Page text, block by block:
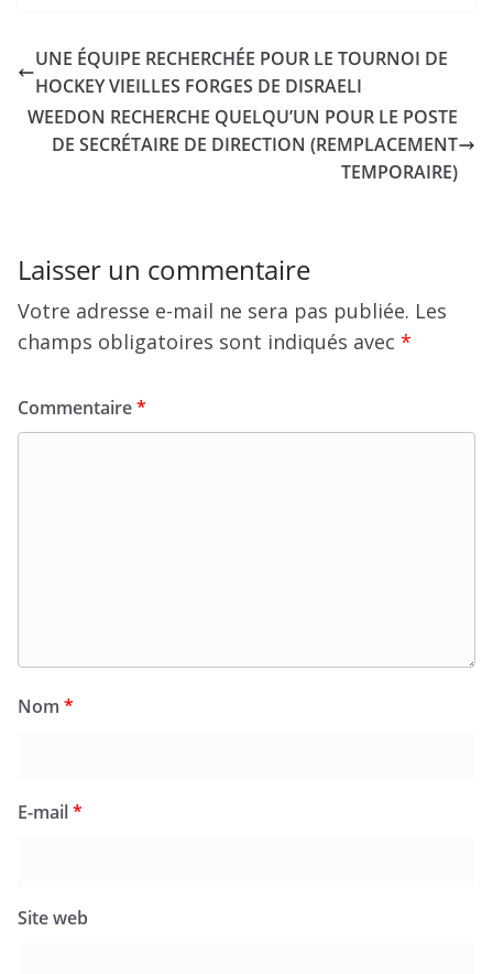
UNE ÉQUIPE RECHERCHÉE POUR LE TOURNOI DE
HOCKEY VIEILLES FORGES DE DISRAELI
WEEDON RECHERCHE QUELQU’UN POUR LE POSTE
DE SECRÉTAIRE DE DIRECTION (REMPLACEMENT
TEMPORAIRE)
Laisser un commentaire
Votre adresse e-mail ne sera pas publiée. Les
champs obligatoires sont indiqués avec *
Commentaire*
Nom *
E-mail*
Site web